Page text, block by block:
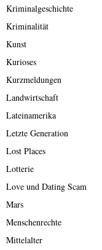
Kriminalgeschichte
Kriminalität
Kunst
Kurioses
Kurzmeldungen
Landwirtschaft
Lateinamerika
Letzte Generation
Lost Places
Lotterie
Love und Dating Scam
Mars
Menschenrechte
Mittelalter